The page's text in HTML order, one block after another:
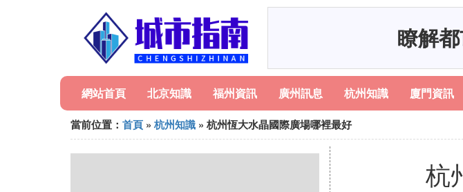
瞭解
網站首頁 北京知識 福州資訊 廣州訊息 杭州知識 廈門資訊
當前位置： 首頁 » 杭州知識 » 杭州恆大水晶國際廣場哪裡最好
杭